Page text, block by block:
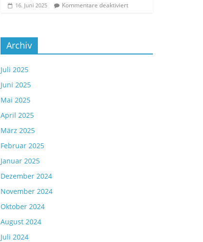
16. Juni 2025 Kommentare deaktiviert
Archiv
Juli 2025
Juni 2025
Mai 2025
April 2025
März 2025
Februar 2025
Januar 2025
Dezember 2024
November 2024
Oktober 2024
August 2024
Juli 2024